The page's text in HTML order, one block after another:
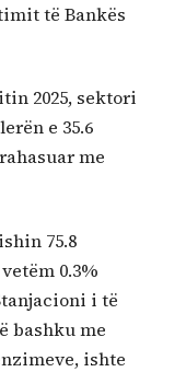
të Bankës
2025, sektori
e 35.6
me
75.8
0.3%
i të
bashku me
ishte